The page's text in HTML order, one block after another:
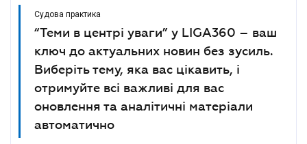
Судова практика
“Теми в центрі уваги” у LIGA360 – ваш
ключ до актуальних новин без зусиль.
Виберіть тему, яка вас цікавить, і
отримуйте всі важливі для вас
оновлення та аналітичні матеріали
автоматично